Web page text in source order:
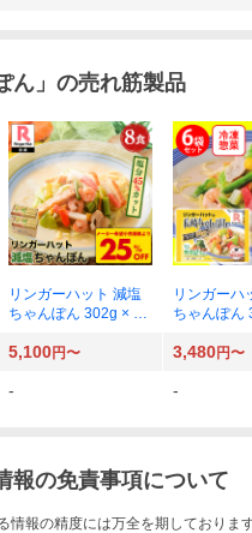
ん 」の売れ筋製品
リンガーハット 減塩
ちゃんぽん 302g × 8
リンガーハ
ちゃんぽん
5,100円〜 3,480円〜
- -
報の免責事項について
情報の精度には万全を期しておりま